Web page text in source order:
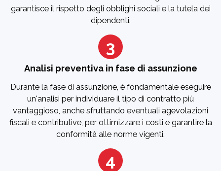
garantisce il rispetto degli obblighi sociali e la tutela dei
dipendenti.
3
Analisi preventiva in fase di assunzione
Durante la fase di assunzione, è fondamentale eseguire
un'analisi per individuare il tipo di contratto più
vantaggioso, anche sfruttando eventuali agevolazioni
fiscali e contributive, per ottimizzare i costi e garantire la
conformità alle norme vigenti.
4